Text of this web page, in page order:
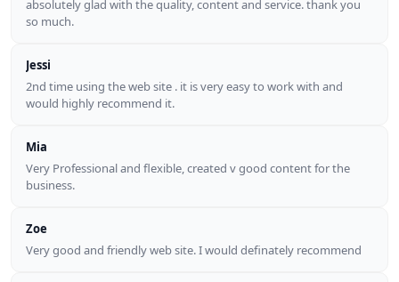
absolutely glad with the quality, content and service. thank you
so much.
Jessi
2nd time using the web site . it is very easy to work with and
would highly recommend it.
Mia
Very Professional and flexible, created v good content for the
business.
Zoe
Very good and friendly web site. I would definately recommend